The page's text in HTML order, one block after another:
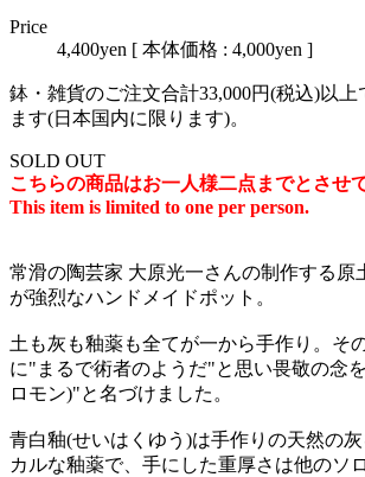
Price
4,400yen [ 本体価格 : 4,000yen ]
鉢・雑貨のご注文合計33,000円(税込)以上
ます(日本国内に限ります)。
SOLD OUT
こちらの商品はお一人様二点までとさせ
This item is limited to one per person.
常滑の陶芸家 大原光一さんの制作する原
が強烈なハンドメイドポット。
土も灰も釉薬も全てが一から手作り。そ
に"まるで術者のようだ"と思い畏敬の念
ロモン)"と名づけました。
青白釉(せいはくゆう)は手作りの天然の
カルな釉薬で、手にした重厚さは他のソ